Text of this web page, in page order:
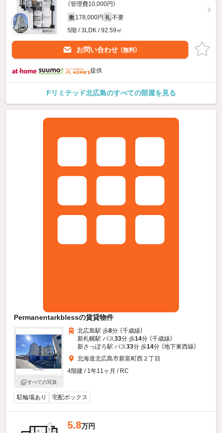
（管理費10,000円）
敷 178,000円 礼 不要
5階 / 3LDK / 92.59㎡
お問い合わせ （無料）
提供
Fリミテッド北広島のすべての部屋を見る
Permanentarkblessの賃貸物件
すべての写真
北広島駅 歩8分 （千歳線）
新札幌駅 バス33分 歩14分 （千歳線）
新さっぽろ駅 バス33分 歩14分 （地下東西線）
北海道北広島市新富町西２丁目
4階建 / 1年11ヶ月 / RC
駐輪場あり 宅配ボックス
5.8万円